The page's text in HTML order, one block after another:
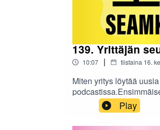
139. Yrittäjän
10:07 | tiistaina 16.
Miten yritys löytää
yritysten kasvua ja
kasvun polulla.
tuotanto:Tarja Sandvik,
Play